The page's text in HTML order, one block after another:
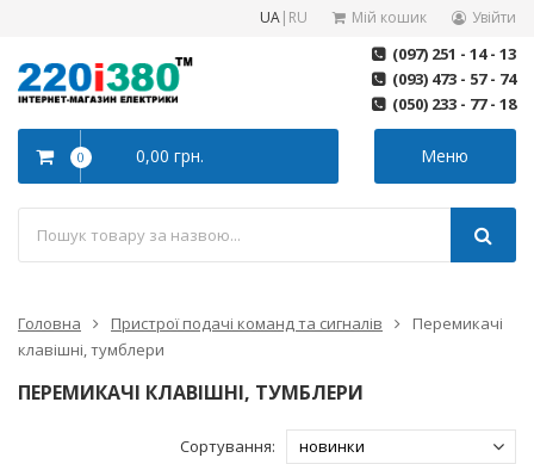
UA| RU Мій кошик Увійти
(097) 251 - 14 - 13
(093) 473 - 57 - 74
(050) 233 - 77 - 18
Меню
0 0,00 грн.
Головна Пристрої подачі команд та сигналів
Перемикачі
клавішні, тумблери
ПЕРЕМИКАЧІ КЛАВІШНІ, ТУМБЛЕРИ
Сортування: